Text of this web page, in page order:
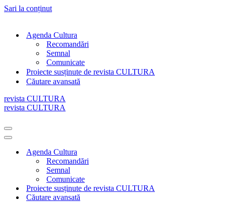
Sari la conținut
Agenda Cultura
Recomandări
Semnal
Comunicate
Proiecte susținute de revista CULTURA
Căutare avansată
revista CULTURA
revista CULTURA
Meniu
de
Meniu
navigareAgenda Cultura
Recomandări
Semnal
Comunicate
Proiecte susținute de revista CULTURA
Căutare avansată